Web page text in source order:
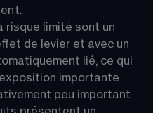
risque limité sont un
de levier et avec un
lié, ce qui
importante
peu important